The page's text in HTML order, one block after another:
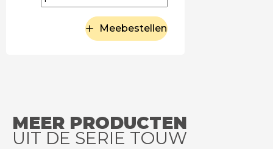
Meebestellen
MEER PRODUCTEN
UIT DE SERIE TOUW